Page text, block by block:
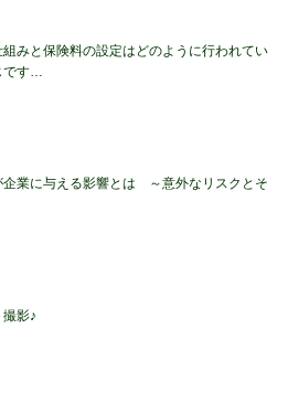
組みと保険料の設定はどのように行われてい
す…
企業に与える影響とは ～意外なリスクとそ
撮影♪